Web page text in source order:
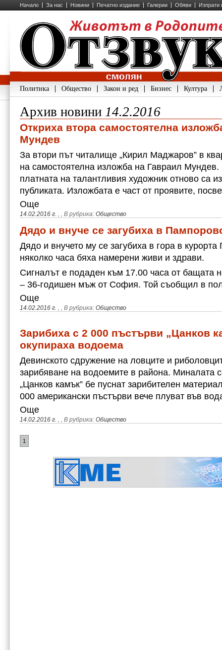
Начало За нас Новини Печатно издание Галерии Обяви Изпрати
Политика Общество Закон и ред Бизнес Култура
Архив новини 14.2.2016
Откриха втора самостоятелна
Мундев
За втори път читалище „Кирил Маджаров” в
на самостоятелна изложба на Гавраил
платната на талантливия художник отново са
публиката. Изложбата е част от проявите,
14.02.2016 г. , , В рубрика: Общество
Още
Дядо и внуче се загубиха в
Дядо и внучето му се загубиха в гора в
няколко часа бяха намерени живи и здрави.
Сигналът е подаден към 17.00 часа от бащата
– 36-годишен мъж от София. Той съобщил в
14.02.2016 г. , , В рубрика: Общество
Още
Зарибиха с 2 000 пъстърви „Цанков
окупираха водоема
Девинското сдружение на ловците и
зарибяване на водоемите в района. Миналата
„Цанков камък” бе пуснат зарибителен
000 американски пъстърви вече плуват във
14.02.2016 г. , , В рубрика: Общество
Още
1